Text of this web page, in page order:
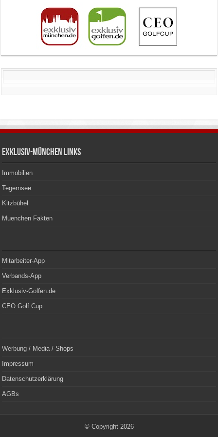
Exklusiv-München Links
Immobilien
Tegernsee
Kitzbühel
Muenchen Fakten
Mitarbeiter-App
Verbands-App
Exklusiv-Golfen.de
CEO Golf Cup
Werbung / Media / Shops
Impressum
Datenschutzerklärung
AGBs
© Copyright 2026